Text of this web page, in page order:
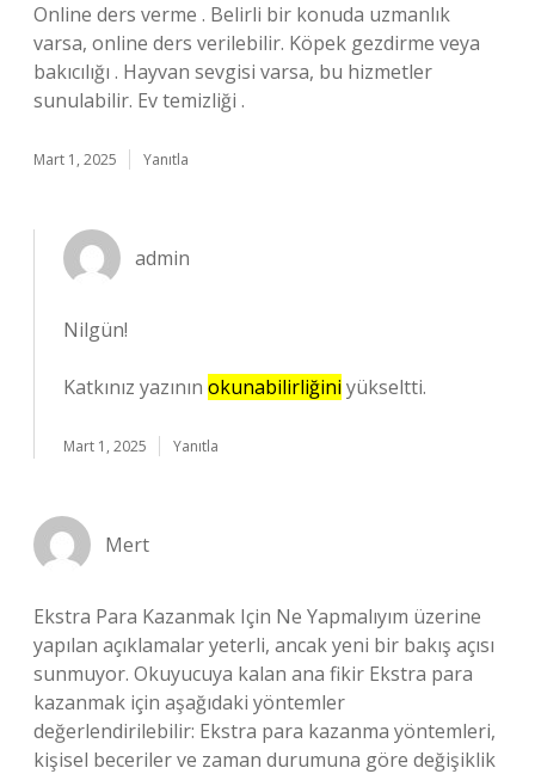
Online ders verme . Belirli bir konuda uzmanlık
varsa, online ders verilebilir. Köpek gezdirme veya
bakıcılığı . Hayvan sevgisi varsa, bu hizmetler
sunulabilir. Ev temizliği .
Mart 1, 2025 Yanıtla
admin
Nilgün!
Katkınız yazının okunabilirliğini yükseltti.
Mart 1, 2025 Yanıtla
Mert
Ekstra Para Kazanmak Için Ne Yapmalıyım üzerine
yapılan açıklamalar yeterli, ancak yeni bir bakış açısı
sunmuyor. Okuyucuya kalan ana fikir Ekstra para
kazanmak için aşağıdaki yöntemler
değerlendirilebilir: Ekstra para kazanma yöntemleri,
kişisel beceriler ve zaman durumuna göre değişiklik